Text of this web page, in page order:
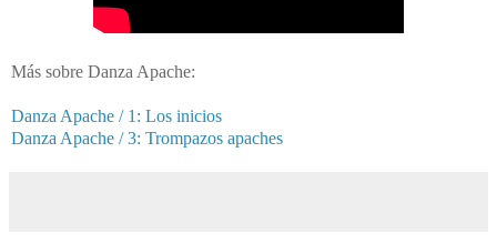
Más sobre Danza Apache:
Danza Apache / 1: Los inicios
Danza Apache / 3: Trompazos apaches